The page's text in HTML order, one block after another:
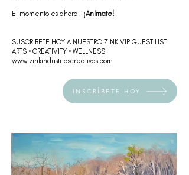
El momento es ahora. ¡Anímate!
SUSCRIBETE HOY A NUESTRO ZINK VIP GUEST LIST
ARTS • CREATIVITY • WELLNESS
www.zinkindustriascreativas.com
INSCRÍBETE HOY